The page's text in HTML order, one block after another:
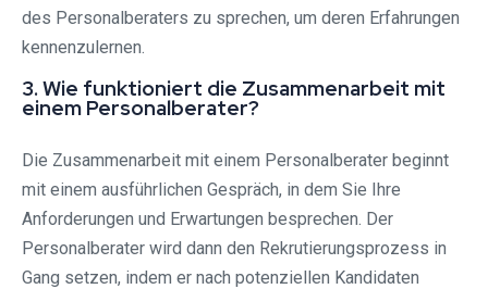
des Personalberaters zu sprechen, um deren Erfahrungen
kennenzulernen.
3. Wie funktioniert die Zusammenarbeit mit
einem Personalberater?
Die Zusammenarbeit mit einem Personalberater beginnt
mit einem ausführlichen Gespräch, in dem Sie Ihre
Anforderungen und Erwartungen besprechen. Der
Personalberater wird dann den Rekrutierungsprozess in
Gang setzen, indem er nach potenziellen Kandidaten